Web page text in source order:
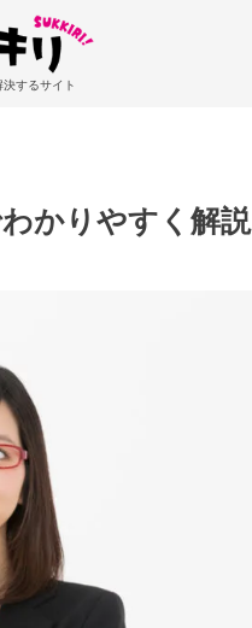
するサイト
かりやすく解説